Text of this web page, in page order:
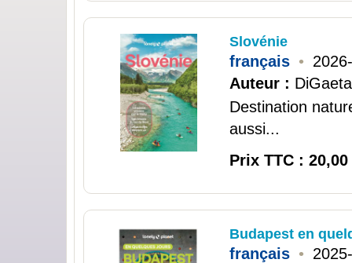
Slovénie
français •
Auteur :
Destination
aussi...
Prix TTC : 20,00
Budapest en
français •